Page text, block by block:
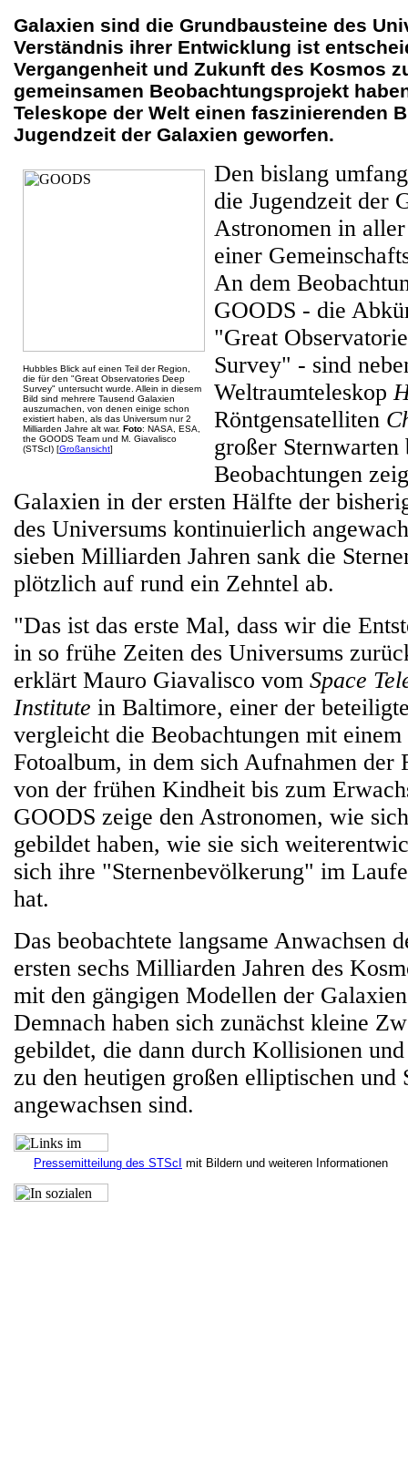
Galaxien sind die Grundbausteine des
Verständnis ihrer Entwicklung ist
Vergangenheit und Zukunft des Kosmos
gemeinsamen Beobachtungsprojekt
Teleskope der Welt einen faszinierenden
Jugendzeit der Galaxien geworfen.
Hubbles Blick auf einen Teil der Region,
die für den "Great Observatories Deep
Survey" untersucht wurde. Allein in diesem
Bild sind mehrere Tausend Galaxien
auszumachen, von denen einige schon
existiert haben, als das Universum nur 2
Milliarden Jahre alt war. Foto: NASA, ESA,
the GOODS Team und M. Giavalisco
(STScI) [Großansicht]
Den bislang
die Jugendzeit der
Astronomen in
einer
An dem
GOODS - die
"Great
Survey" - sind
Weltraumteleskop
Röntgensatelliten
großer
Beobachtungen
Galaxien in der ersten Hälfte der
des Universums kontinuierlich
sieben Milliarden Jahren sank die
plötzlich auf rund ein Zehntel ab.
"Das ist das erste Mal, dass wir die
in so frühe Zeiten des Universums
erklärt Mauro Giavalisco vom Space
Institute in Baltimore, einer der
vergleicht die Beobachtungen mit
Fotoalbum, in dem sich Aufnahmen der
von der frühen Kindheit bis zum
GOODS zeige den Astronomen, wie
gebildet haben, wie sie sich
sich ihre "Sternenbevölkerung" im
hat.
Das beobachtete langsame Anwachsen
ersten sechs Milliarden Jahren des
mit den gängigen Modellen der
Demnach haben sich zunächst kleine
gebildet, die dann durch Kollisionen
zu den heutigen großen elliptischen und
angewachsen sind.
Pressemitteilung des STScI mit Bildern und weiteren Informationen